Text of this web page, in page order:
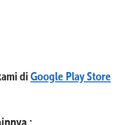
diGoogle Play Store